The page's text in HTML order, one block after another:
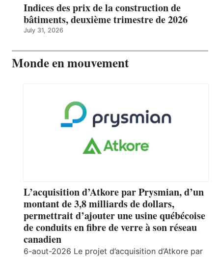
Indices des prix de la construction de
bâtiments, deuxième trimestre de 2026
July 31, 2026
Monde en mouvement
L’acquisition d’Atkore par Prysmian, d’un
montant de 3,8 milliards de dollars,
permettrait d’ajouter une usine québécoise
de conduits en fibre de verre à son réseau
canadien
6-aout-2026 Le projet d’acquisition d’Atkore par